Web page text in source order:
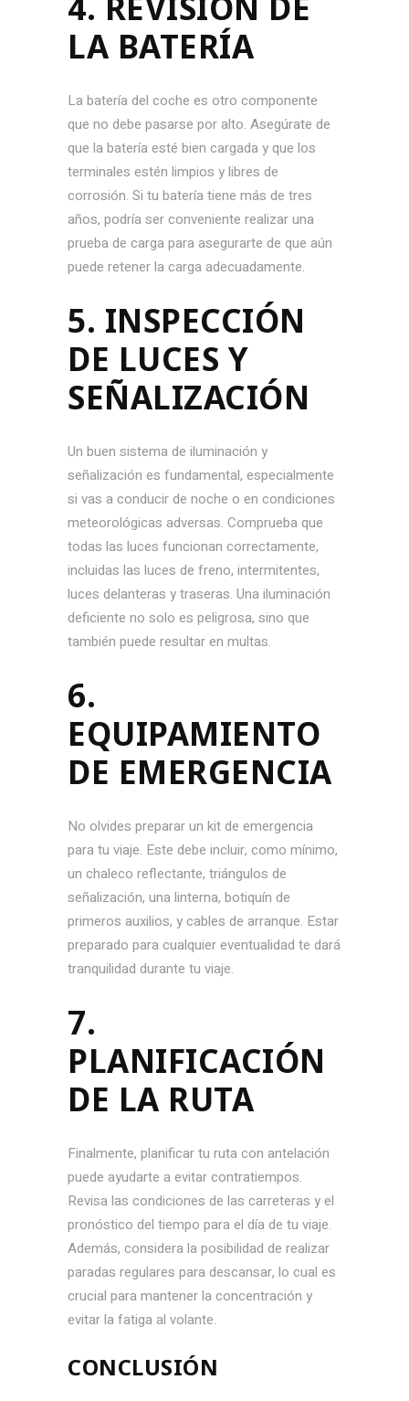
LA BATERÍA
La batería del coche es otro componente
que no debe pasarse por alto. Asegúrate de
que la batería esté bien cargada y que los
terminales estén limpios y libres de
corrosión. Si tu batería tiene más de tres
años, podría ser conveniente realizar una
prueba de carga para asegurarte de que aún
puede retener la carga adecuadamente.
5. INSPECCIÓN
DE LUCES Y
SEÑALIZACIÓN
Un buen sistema de iluminación y
señalización es fundamental, especialmente
si vas a conducir de noche o en condiciones
meteorológicas adversas. Comprueba que
todas las luces funcionan correctamente,
incluidas las luces de freno, intermitentes,
luces delanteras y traseras. Una iluminación
deficiente no solo es peligrosa, sino que
también puede resultar en multas.
6.
EQUIPAMIENTO
DE EMERGENCIA
No olvides preparar un kit de emergencia
para tu viaje. Este debe incluir, como mínimo,
un chaleco reflectante, triángulos de
señalización, una linterna, botiquín de
primeros auxilios, y cables de arranque. Estar
preparado para cualquier eventualidad te dará
tranquilidad durante tu viaje.
7.
PLANIFICACIÓN
DE LA RUTA
Finalmente, planificar tu ruta con antelación
puede ayudarte a evitar contratiempos.
Revisa las condiciones de las carreteras y el
pronóstico del tiempo para el día de tu viaje.
Además, considera la posibilidad de realizar
paradas regulares para descansar, lo cual es
crucial para mantener la concentración y
evitar la fatiga al volante.
CONCLUSIÓN